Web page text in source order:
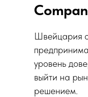
Швейцария
уровень
выйти на
решением.